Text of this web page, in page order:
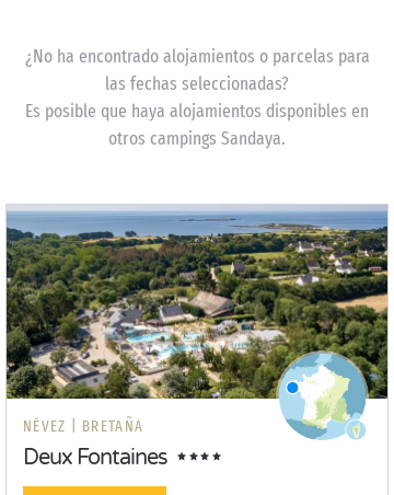
¿No ha encontrado alojamientos o parcelas para
las fechas seleccionadas?
Es posible que haya alojamientos disponibles en
otros campings Sandaya.
NÉVEZ | BRETAÑA
Deux Fontaines